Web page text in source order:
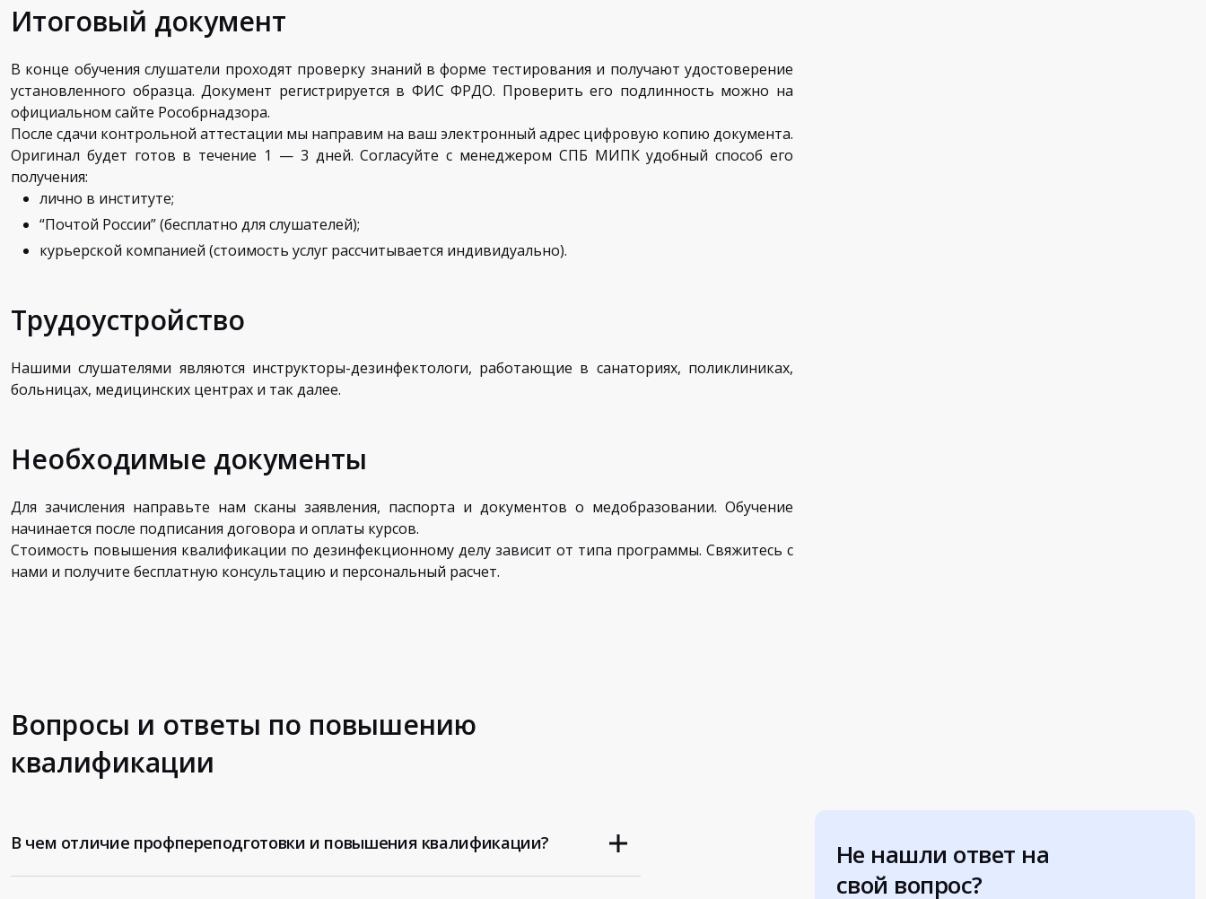
Итоговый документ
В конце обучения слушатели проходят проверку знаний в форме тестирования и получают удостоверение
установленного образца. Документ регистрируется в ФИС ФРДО. Проверить его подлинность можно на
официальном сайте Рособрнадзора.
После сдачи контрольной аттестации мы направим на ваш электронный адрес цифровую копию документа.
Оригинал будет готов в течение 1 — 3 дней. Согласуйте с менеджером СПБ МИПК удобный способ его
получения:
лично в институте;
“Почтой России” (бесплатно для слушателей);
курьерской компанией (стоимость услуг рассчитывается индивидуально).
Трудоустройство
Нашими слушателями являются инструкторы-дезинфектологи, работающие в санаториях, поликлиниках,
больницах, медицинских центрах и так далее.
Необходимые документы
Для зачисления направьте нам сканы заявления, паспорта и документов о медобразовании. Обучение
начинается после подписания договора и оплаты курсов.
Стоимость повышения квалификации по дезинфекционному делу зависит от типа программы. Свяжитесь с
нами и получите бесплатную консультацию и персональный расчет.
Вопросы и ответы по повышению
квалификации
Не нашли ответ на
свой вопрос?
В чем отличие профпереподготовки и повышения квалификации?